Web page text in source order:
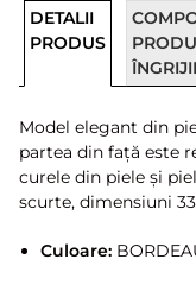
DETALII
PRODUS
Model elegant din
partea din față este
curele din piele și
scurte, dimensiuni
Culoare: